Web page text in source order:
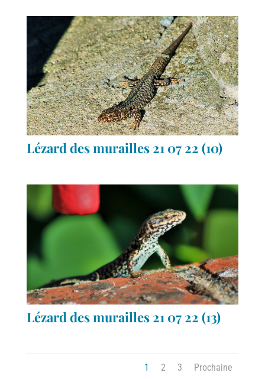
Lézard des murailles 21 07 22 (10)
Lézard des murailles 21 07 22 (13)
1 2 3 Prochaine